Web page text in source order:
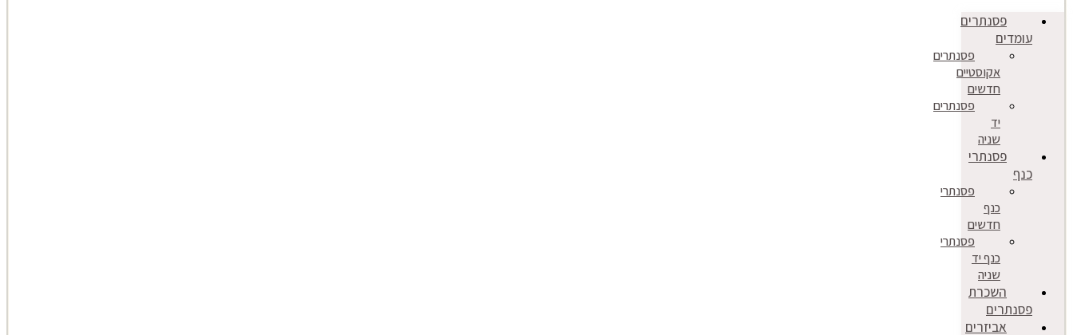
פסנתרים
עומדים
פסנתרים
אקוסטיים
חדשים
פסנתרים
יד
שניה
פסנתרי
כנף
פסנתרי
כנף
חדשים
פסנתרי
כנף יד
שניה
השכרת
פסנתרים
אביזרים